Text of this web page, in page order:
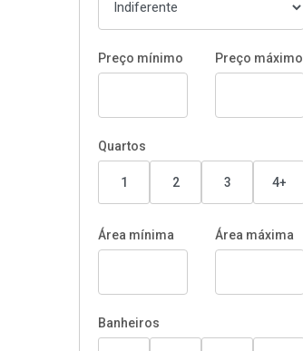
Preço mínimo Preço máximo
Quartos
1 2 3 4+
Área mínima Área máxima
Banheiros